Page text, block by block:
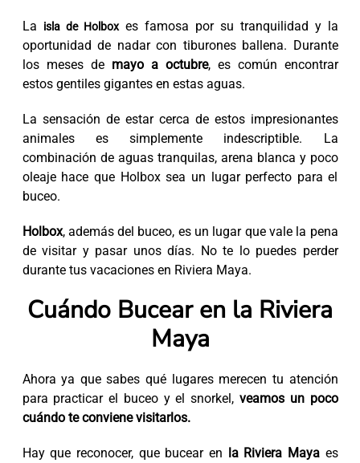
La isla de Holboxes famosa por su tranquilidad y la
oportunidad de nadar con tiburones ballena. Durante
los meses de mayo a octubre, es común encontrar
estos gentiles gigantes en estas aguas.
La sensación de estar cerca de estos impresionantes
animales es simplemente indescriptible. La
combinación de aguas tranquilas, arena blanca y poco
oleaje hace que Holbox sea un lugar perfecto para el
buceo.
Holbox, además del buceo, es un lugar que vale la pena
de visitar y pasar unos días. No te lo puedes perder
durante tus vacaciones en Riviera Maya.
Cuándo Bucear en la Riviera
Maya
Ahora ya que sabes qué lugares merecen tu atención
para practicar el buceo y el snorkel, veamos un poco
cuándo te conviene visitarlos.
Hay que reconocer, que bucear en la Riviera Mayaes